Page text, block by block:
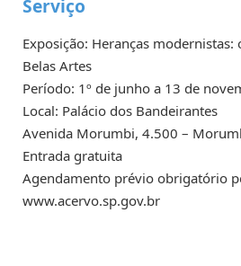
Serviço
Exposição: Heranças modernistas:
Belas Artes
Período: 1º de junho a 13 de
Local: Palácio dos Bandeirantes
Avenida Morumbi, 4.500 –
Entrada gratuita
Agendamento prévio obrigatório
www.acervo.sp.gov.br